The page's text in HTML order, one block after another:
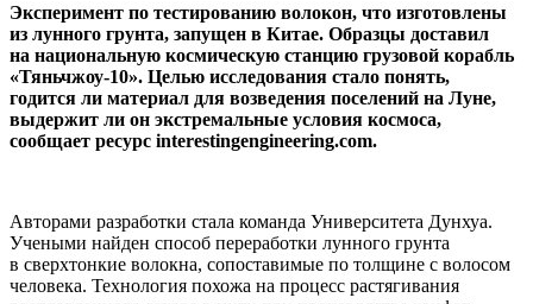
Эксперимент по тестированию волокон, что изготовлены
из лунного грунта, запущен в Китае. Образцы доставил
на национальную космическую станцию грузовой корабль
«Тяньчжоу‑10». Целью исследования стало понять,
годится ли материал для возведения поселений на Луне,
выдержит ли он экстремальные условия космоса,
сообщает ресурс interestingengineering.com.
Авторами разработки стала команда Университета Дунхуа.
Учеными найден способ переработки лунного грунта
в сверхтонкие волокна, сопоставимые по толщине с волосом
человека. Технология похожа на процесс растягивания